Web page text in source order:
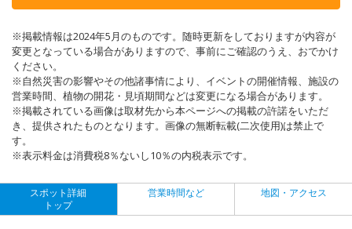
※掲載情報は2024年5月のものです。随時更新をしておりますが内容が
変更となっている場合がありますので、事前にご確認のうえ、おでかけ
ください。
※自然災害の影響やその他諸事情により、イベントの開催情報、施設の
営業時間、植物の開花・見頃期間などは変更になる場合があります。
※掲載されている画像は取材先から本ページへの掲載の許諾をいただ
き、提供されたものとなります。画像の無断転載(二次使用)は禁止で
す。
※表示料金は消費税8％ないし10％の内税表示です。
スポット詳細
トップ
営業時間など 地図・アクセス